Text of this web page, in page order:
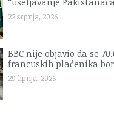
22 srpnja, 2026
BBC nije objavio da se
francuskih plaćenika
29 lipnja, 2026